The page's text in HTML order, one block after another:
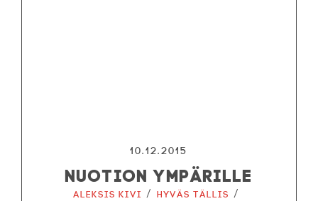
10.12.2015
NUOTION YMPÄRILLE
Aleksis Kivi /Hyväs tällis /